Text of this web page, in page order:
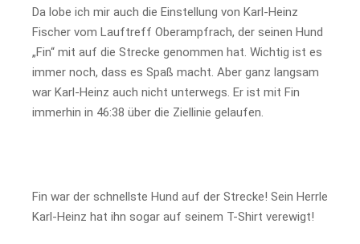
Da lobe ich mir auch die Einstellung von Karl-Heinz
Fischer vom Lauftreff Oberampfrach, der seinen Hund
„Fin“ mit auf die Strecke genommen hat. Wichtig ist es
immer noch, dass es Spaß macht. Aber ganz langsam
war Karl-Heinz auch nicht unterwegs. Er ist mit Fin
immerhin in 46:38 über die Ziellinie gelaufen.
Fin war der schnellste Hund auf der Strecke! Sein Herrle
Karl-Heinz hat ihn sogar auf seinem T-Shirt verewigt!